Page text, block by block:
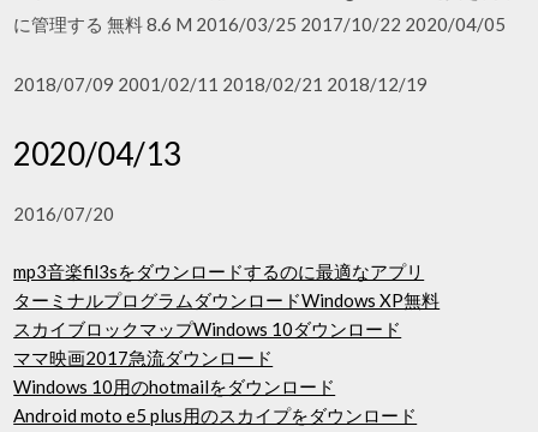
に管理する 無料 8.6 M 2016/03/25 2017/10/22 2020/04/05
2018/07/09 2001/02/11 2018/02/21 2018/12/19
2020/04/13
2016/07/20
mp3音楽fil3sをダウンロードするのに最適なアプリ
ターミナルプログラムダウンロードWindows XP無料
スカイブロックマップWindows 10ダウンロード
ママ映画2017急流ダウンロード
Windows 10用のhotmailをダウンロード
Android moto e5 plus用のスカイプをダウンロード